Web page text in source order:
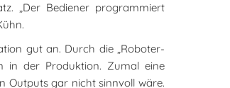
„Der Bediener programmiert
gut an. Durch die „Roboter-
in der Produktion. Zumal eine
Outputs gar nicht sinnvoll wäre.